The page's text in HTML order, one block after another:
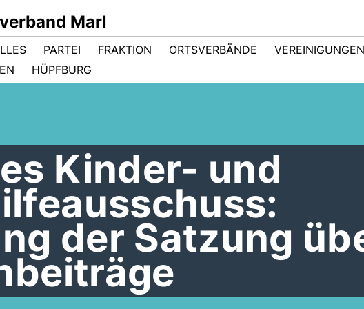
Marl
PARTEI FRAKTION ORTSVERBÄNDE
VEREINIGUNGEN
HÜPFBURG
Kinder- und
der Satzung